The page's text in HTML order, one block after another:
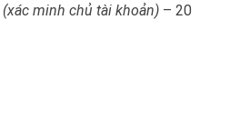
(xác minh chủ tài khoản) – 20